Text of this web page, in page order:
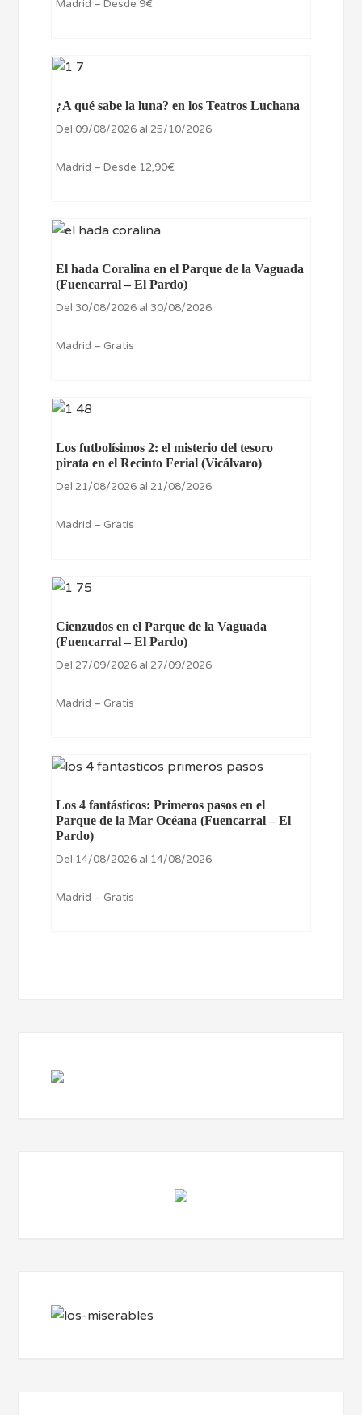
Madrid – Desde 9€
¿A qué sabe la luna? en los Teatros Luchana
Del 09/08/2026 al 25/10/2026
Madrid – Desde 12,90€
El hada Coralina en el Parque de la Vaguada
(Fuencarral – El Pardo)
Del 30/08/2026 al 30/08/2026
Madrid – Gratis
Los futbolísimos 2: el misterio del tesoro
pirata en el Recinto Ferial (Vicálvaro)
Del 21/08/2026 al 21/08/2026
Madrid – Gratis
Cienzudos en el Parque de la Vaguada
(Fuencarral – El Pardo)
Del 27/09/2026 al 27/09/2026
Madrid – Gratis
Los 4 fantásticos: Primeros pasos en el
Parque de la Mar Océana (Fuencarral – El
Pardo)
Del 14/08/2026 al 14/08/2026
Madrid – Gratis